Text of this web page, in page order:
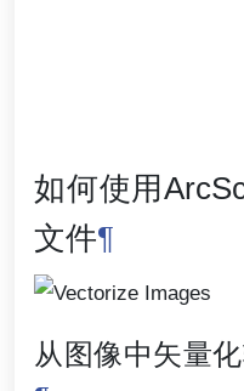
如何使用
文件¶
从图像中矢量